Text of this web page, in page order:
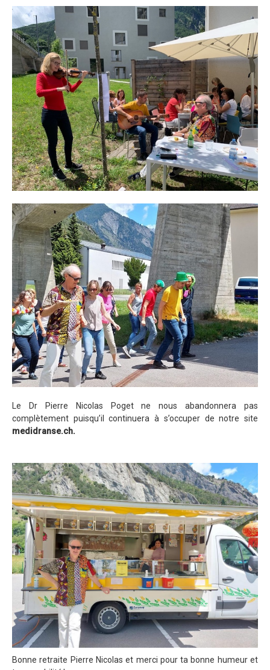
Le Dr Pierre Nicolas Poget ne nous abandonnera pas
complètement puisqu’il continuera à s’occuper de notre site
medidranse.ch.
Bonne retraite Pierre Nicolas et merci pour ta bonne humeur et